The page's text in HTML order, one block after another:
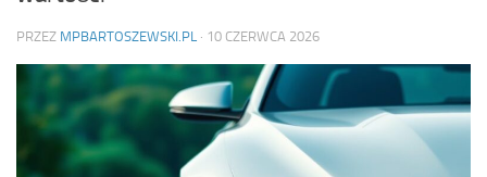
PRZEZ MPBARTOSZEWSKI.PL · 10 CZERWCA 2026